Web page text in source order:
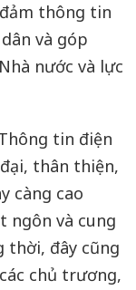
thông tin
và góp
nước và lực
tin điện
thân thiện,
càng cao
ngôn và cung
thời, đây cũng
chủ trương,